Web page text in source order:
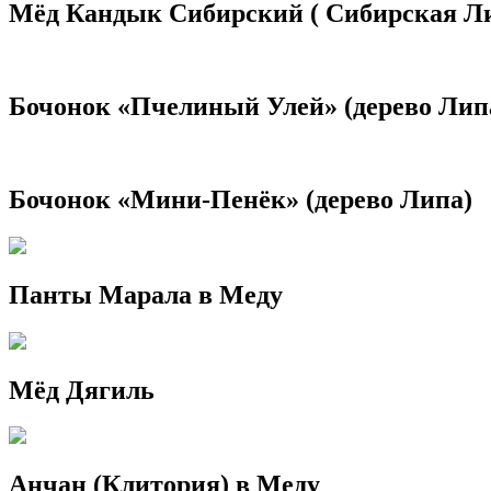
выбрать
на
Мёд Кандык Сибирский ( Сибирская
Бочонок «Пчелиный Улей» (дерево
Бочонок «Мини-Пенёк» (дерево Липа)
Панты Марала в Меду
Мёд Дягиль
Анчан (Клитория) в Меду